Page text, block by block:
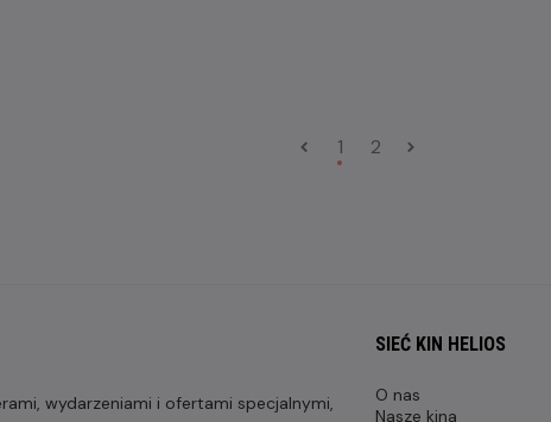
1 2
wydarzeniami i ofertami specjalnymi,
SIEĆ KIN HELIOS
O nas
Nasze kina